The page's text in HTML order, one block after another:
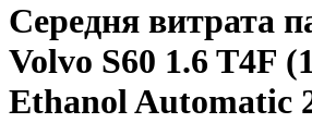
Середня витрата
Volvo S60 1.6 T4F
Ethanol Automatic